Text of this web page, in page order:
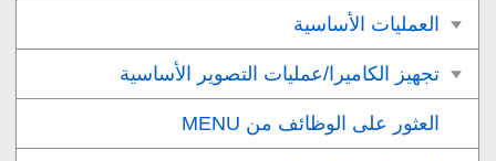
العمليات الأساسية
تجهيز الكاميرا/عمليات التصوير الأساسية
العثور على الوظائف من MENU